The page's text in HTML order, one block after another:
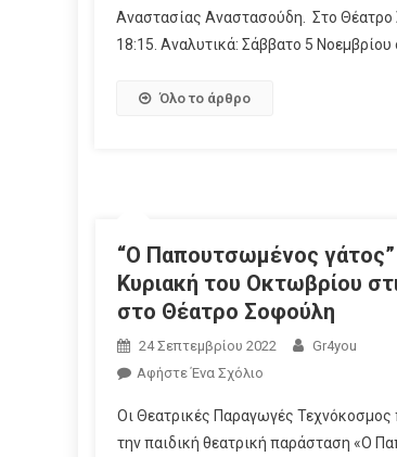
Αναστασίας Αναστασούδη. Στο Θέατρο
18:15. Αναλυτικά: Σάββατο 5 Νοεμβρίου
Όλο το άρθρο
“Ο Παπουτσωμένος
Κυριακή του Οκτωβρίου
στο Θέατρο Σοφούλη
24 Σεπτεμβρίου 2022
Gr4you
Αφήστε Ένα Σχόλιο
Οι Θεατρικές Παραγωγές Τεχνόκοσμος
την παιδική θεατρική παράσταση «Ο